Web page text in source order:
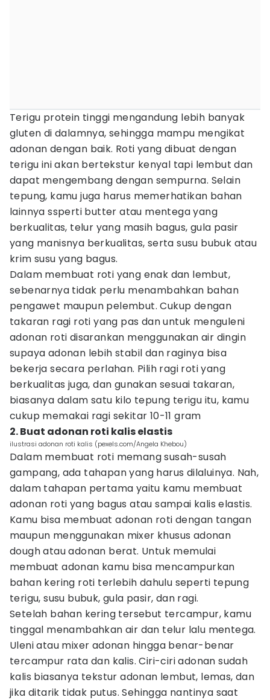
Terigu protein tinggi mengandung lebih banyak
gluten di dalamnya, sehingga mampu mengikat
adonan dengan baik. Roti yang dibuat dengan
terigu ini akan bertekstur kenyal tapi lembut dan
dapat mengembang dengan sempurna. Selain
tepung, kamu juga harus memerhatikan bahan
lainnya ssperti butter atau mentega yang
berkualitas, telur yang masih bagus, gula pasir
yang manisnya berkualitas, serta susu bubuk atau
krim susu yang bagus.
Dalam membuat roti yang enak dan lembut,
sebenarnya tidak perlu menambahkan bahan
pengawet maupun pelembut. Cukup dengan
takaran ragi roti yang pas dan untuk menguleni
adonan roti disarankan menggunakan air dingin
supaya adonan lebih stabil dan raginya bisa
bekerja secara perlahan. Pilih ragi roti yang
berkualitas juga, dan gunakan sesuai takaran,
biasanya dalam satu kilo tepung terigu itu, kamu
cukup memakai ragi sekitar 10-11 gram
2. Buat adonan roti kalis elastis
ilustrasi adonan roti kalis (pexels.com/Angela Khebou)
Dalam membuat roti memang susah-susah
gampang, ada tahapan yang harus dilaluinya. Nah,
dalam tahapan pertama yaitu kamu membuat
adonan roti yang bagus atau sampai kalis elastis.
Kamu bisa membuat adonan roti dengan tangan
maupun menggunakan mixer khusus adonan
dough atau adonan berat. Untuk memulai
membuat adonan kamu bisa mencampurkan
bahan kering roti terlebih dahulu seperti tepung
terigu, susu bubuk, gula pasir, dan ragi.
Setelah bahan kering tersebut tercampur, kamu
tinggal menambahkan air dan telur lalu mentega.
Uleni atau mixer adonan hingga benar-benar
tercampur rata dan kalis. Ciri-ciri adonan sudah
kalis biasanya tekstur adonan lembut, lemas, dan
jika ditarik tidak putus. Sehingga nantinya saat